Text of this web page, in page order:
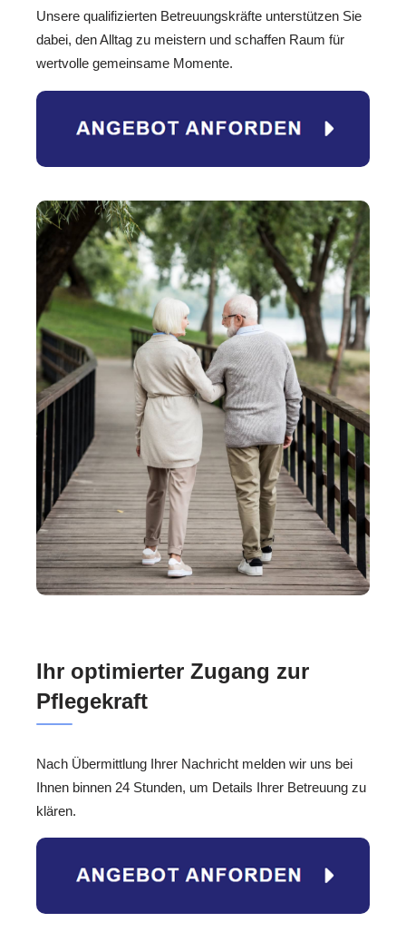
Unsere qualifizierten Betreuungskräfte unterstützen Sie
dabei, den Alltag zu meistern und schaffen Raum für
wertvolle gemeinsame Momente.
Ihr optimierter Zugang zur
Pflegekraft
Nach Übermittlung Ihrer Nachricht melden wir uns bei
Ihnen binnen 24 Stunden, um Details Ihrer Betreuung zu
klären.